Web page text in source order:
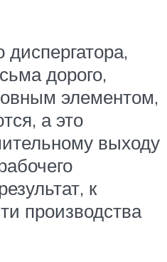
диспергатора,
дорого,
элементом,
а это
выходу
к
производства